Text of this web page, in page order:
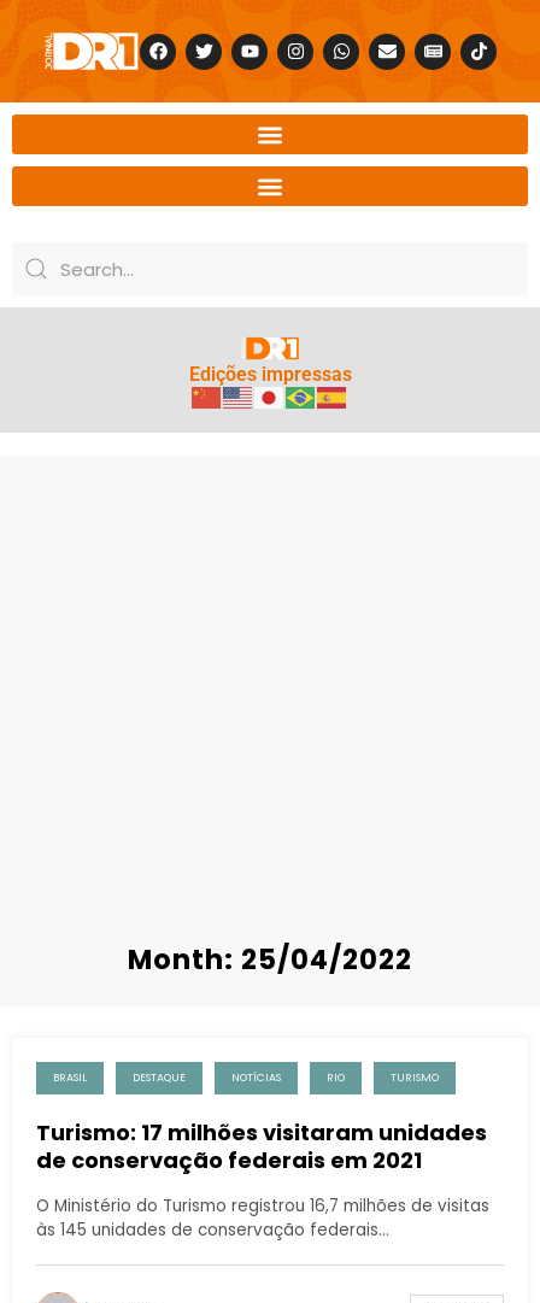
Edições impressas
Month: 25/04/2022
BRASIL DESTAQUE NOTÍCIAS RIO TURISMO
Turismo: 17 milhões visitaram unidades
de conservação federais em 2021
O Ministério do Turismo registrou 16,7 milhões de visitas
às 145 unidades de conservação federais…